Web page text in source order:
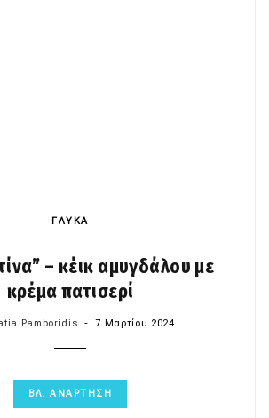
ΓΛΥΚΑ
– κέικ αμυγδάλου με
κρέμα πατισερί
Pamboridis 7 Μαρτίου 2024
ΒΛ. ΑΝΑΡΤΗΣΗ